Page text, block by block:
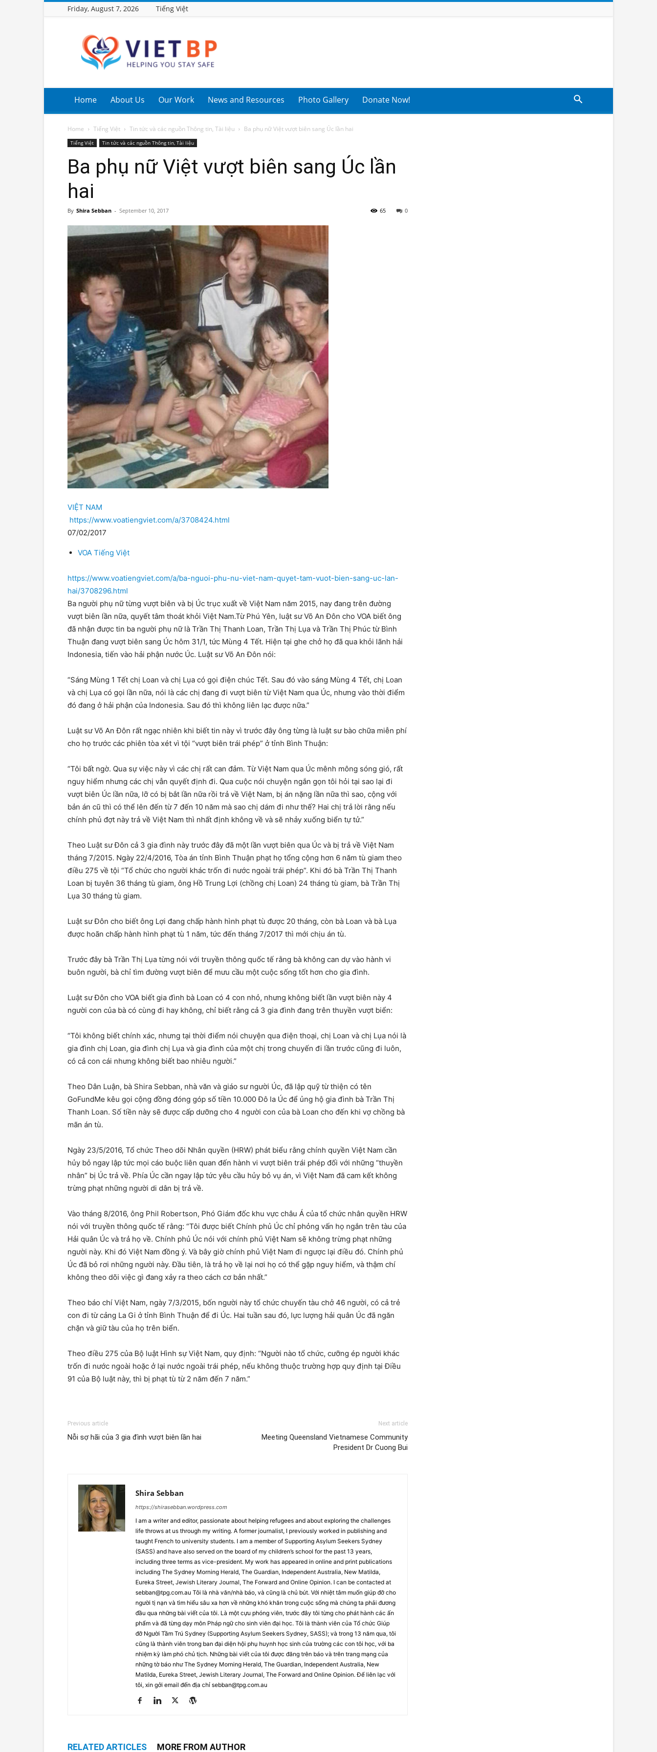
Friday, August 7, 2026 Tiếng Việt
BP
Home About Us Our Work News and Resources Photo Gallery Donate Now!
Home Tiếng Việt Tin tức và các nguồn Thông tin, Tài liệu Ba phụ nữ Việt vượt biên sang Úc lần hai
Tiếng Việt Tin tức và các nguồn Thông tin, Tài liệu
Ba phụ nữ Việt vượt biên sang Úc lần
hai
By Shira Sebban - September 10, 2017 0
65
VIỆT NAM
https://www.voatiengviet.com/a/3708424.html
07/02/2017
VOA Tiếng Việt
https://www.voatiengviet.com/a/ba-nguoi-phu-nu-viet-nam-quyet-tam-vuot-bien-sang-uc-lan-
hai/3708296.html
Ba người phụ nữ từng vượt biên và bị Úc trục xuất về Việt Nam năm 2015, nay đang trên đường
vượt biên lần nữa, quyết tâm thoát khỏi Việt Nam.Từ Phú Yên, luật sư Võ An Đôn cho VOA biết ông
đã nhận được tin ba người phụ nữ là Trần Thị Thanh Loan, Trần Thị Lụa và Trần Thị Phúc từ Bình
Thuận đang vượt biên sang Úc hôm 31/1, tức Mùng 4 Tết. Hiện tại ghe chở họ đã qua khỏi lãnh hải
Indonesia, tiến vào hải phận nước Úc. Luật sư Võ An Đôn nói:
“Sáng Mùng 1 Tết chị Loan và chị Lụa có gọi điện chúc Tết. Sau đó vào sáng Mùng 4 Tết, chị Loan
và chị Lụa có gọi lần nữa, nói là các chị đang đi vượt biên từ Việt Nam qua Úc, nhưng vào thời điểm
đó đang ở hải phận của Indonesia. Sau đó thì không liên lạc được nữa.”
Luật sư Võ An Đôn rất ngạc nhiên khi biết tin này vì trước đây ông từng là luật sư bào chữa miễn phí
cho họ trước các phiên tòa xét vì tội “vượt biên trái phép” ở tỉnh Bình Thuận:
“Tôi bất ngờ. Qua sự việc này vì các chị rất can đảm. Từ Việt Nam qua Úc mênh mông sóng gió, rất
nguy hiểm nhưng các chị vẫn quyết định đi. Qua cuộc nói chuyện ngắn gọn tôi hỏi tại sao lại đi
vượt biên Úc lần nữa, lỡ có bị bắt lần nữa rồi trả về Việt Nam, bị án nặng lần nữa thì sao, cộng với
bản án cũ thì có thể lên đến từ 7 đến 10 năm mà sao chị dám đi như thế? Hai chị trả lời rằng nếu
chính phủ đợt này trả về Việt Nam thì nhất định không về và sẽ nhảy xuống biển tự tử.”
Theo Luật sư Đôn cả 3 gia đình này trước đây đã một lần vượt biên qua Úc và bị trả về Việt Nam
tháng 7/2015. Ngày 22/4/2016, Tòa án tỉnh Bình Thuận phạt họ tổng cộng hơn 6 năm tù giam theo
điều 275 về tội “Tổ chức cho người khác trốn đi nước ngoài trái phép”. Khi đó bà Trần Thị Thanh
Loan bị tuyên 36 tháng tù giam, ông Hồ Trung Lợi (chồng chị Loan) 24 tháng tù giam, bà Trần Thị
Lụa 30 tháng tù giam.
Luật sư Đôn cho biết ông Lợi đang chấp hành hình phạt tù được 20 tháng, còn bà Loan và bà Lụa
được hoãn chấp hành hình phạt tù 1 năm, tức đến tháng 7/2017 thì mới chịu án tù.
Trước đây bà Trần Thị Lụa từng nói với truyền thông quốc tế rằng bà không can dự vào hành vi
buôn người, bà chỉ tìm đường vượt biên để mưu cầu một cuộc sống tốt hơn cho gia đình.
Luật sư Đôn cho VOA biết gia đình bà Loan có 4 con nhỏ, nhưng không biết lần vượt biên này 4
người con của bà có cùng đi hay không, chỉ biết rằng cả 3 gia đình đang trên thuyền vượt biển:
“Tôi không biết chính xác, nhưng tại thời điểm nói chuyện qua điện thoại, chị Loan và chị Lụa nói là
gia đình chị Loan, gia đình chị Lụa và gia đình của một chị trong chuyến đi lần trước cũng đi luôn,
có cả con cái nhưng không biết bao nhiêu người.”
Theo Dân Luận, bà Shira Sebban, nhà văn và giáo sư người Úc, đã lập quỹ từ thiện có tên
GoFundMe kêu gọi cộng đồng đóng góp số tiền 10.000 Đô la Úc để ủng hộ gia đình bà Trần Thị
Thanh Loan. Số tiền này sẽ được cấp dưỡng cho 4 người con của bà Loan cho đến khi vợ chồng bà
mãn án tù.
Ngày 23/5/2016, Tổ chức Theo dõi Nhân quyền (HRW) phát biểu rằng chính quyền Việt Nam cần
hủy bỏ ngay lập tức mọi cáo buộc liên quan đến hành vi vượt biên trái phép đối với những “thuyền
nhân” bị Úc trả về. Phía Úc cần ngay lập tức yêu cầu hủy bỏ vụ án, vì Việt Nam đã cam kết không
trừng phạt những người di dân bị trả về.
Vào tháng 8/2016, ông Phil Robertson, Phó Giám đốc khu vực châu Á của tổ chức nhân quyền HRW
nói với truyền thông quốc tế rằng: “Tôi được biết Chính phủ Úc chỉ phỏng vấn họ ngắn trên tàu của
Hải quân Úc và trả họ về. Chính phủ Úc nói với chính phủ Việt Nam sẽ không trừng phạt những
người này. Khi đó Việt Nam đồng ý. Và bây giờ chính phủ Việt Nam đi ngược lại điều đó. Chính phủ
Úc đã bỏ rơi những người này. Đầu tiên, là trả họ về lại nơi họ có thể gặp nguy hiểm, và thậm chí
không theo dõi việc gì đang xảy ra theo cách cơ bản nhất.”
Theo báo chí Việt Nam, ngày 7/3/2015, bốn người này tổ chức chuyến tàu chở 46 người, có cả trẻ
con đi từ cảng La Gi ở tỉnh Bình Thuận để đi Úc. Hai tuần sau đó, lực lượng hải quân Úc đã ngăn
chặn và giữ tàu của họ trên biển.
Theo điều 275 của Bộ luật Hình sự Việt Nam, quy định: “Người nào tổ chức, cưỡng ép người khác
trốn đi nước ngoài hoặc ở lại nước ngoài trái phép, nếu không thuộc trường hợp quy định tại Điều
91 của Bộ luật này, thì bị phạt tù từ 2 năm đến 7 năm.”
Previous article
Nỗi sợ hãi của 3 gia đình vượt biên lần hai
Next article
Meeting Queensland Vietnamese Community
President Dr Cuong Bui
Shira Sebban
https://shirasebban.wordpress.com
I am a writer and editor, passionate about helping refugees and about exploring the challenges
life throws at us through my writing. A former journalist, I previously worked in publishing and
taught French to university students. I am a member of Supporting Asylum Seekers Sydney
(SASS) and have also served on the board of my children’s school for the past 13 years,
including three terms as vice-president. My work has appeared in online and print publications
including The Sydney Morning Herald, The Guardian, Independent Australia, New Matilda,
Eureka Street, Jewish Literary Journal, The Forward and Online Opinion. I can be contacted at
sebban@tpg.com.au Tôi là nhà văn/nhà báo, và cũng là chủ bút. Với nhiệt tâm muốn giúp đỡ cho
người tị nạn và tìm hiểu sâu xa hơn về những khó khăn trong cuộc sống mà chúng ta phải đương
đầu qua những bài viết của tôi. Là một cựu phóng viên, trước đây tôi từng cho phát hành các ấn
phẩm và đã từng dạy môn Pháp ngữ cho sinh viên đại học. Tôi là thành viên của Tổ chức Giúp
đỡ Người Tầm Trú Sydney (Supporting Asylum Seekers Sydney, SASS); và trong 13 năm qua, tôi
cũng là thành viên trong ban đại diện hội phụ huynh học sinh của trường các con tôi học, với ba
nhiệm kỳ làm phó chủ tịch. Những bài viết của tôi được đăng trên báo và trên trang mạng của
những tờ báo như The Sydney Morning Herald, The Guardian, Independent Australia, New
Matilda, Eureka Street, Jewish Literary Journal, The Forward and Online Opinion. Để liên lạc với
tôi, xin gởi email đến địa chỉ sebban@tpg.com.au
RELATED ARTICLES MORE FROM AUTHOR